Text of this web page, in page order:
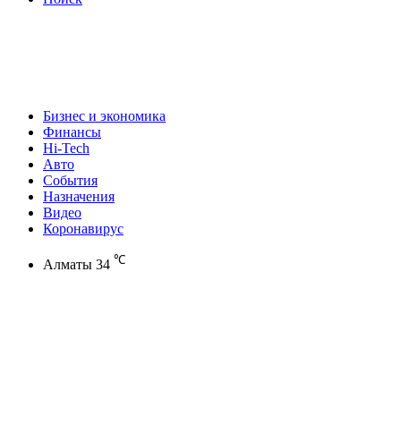
Бизнес и экономика
Финансы
Hi-Tech
Авто
События
Назначения
Видео
Коронавирус
Алматы 34 ℃